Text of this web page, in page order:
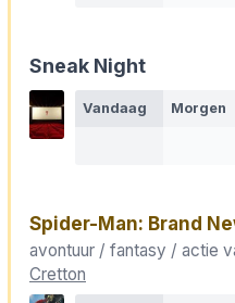
Sneak Night
Vandaag Morgen
Spider-Man: Brand
avontuur / fantasy / actie
Cretton